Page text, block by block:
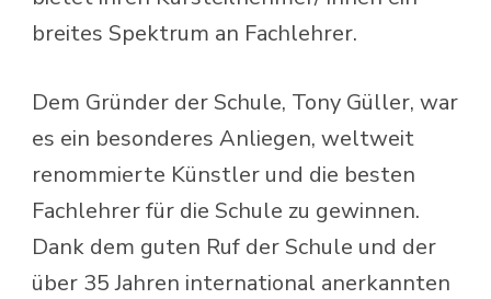
breites Spektrum an Fachlehrer.
Dem Gründer der Schule, Tony Güller, war
es ein besonderes Anliegen, weltweit
renommierte Künstler und die besten
Fachlehrer für die Schule zu gewinnen.
Dank dem guten Ruf der Schule und der
über 35 Jahren international anerkannten